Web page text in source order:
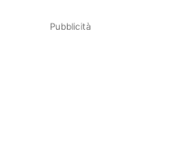
Pubblicità